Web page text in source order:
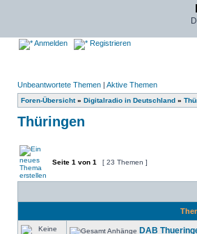
Anmelden Registrieren
Unbeantwortete Themen | Aktive Themen
Foren-Übersicht» Digitalradio in Deutschland »
Thüringen
Seite 1 von 1 [ 23 Themen ]
DAB